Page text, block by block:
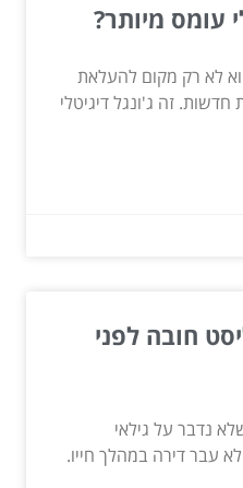
מיותר?
לא רק מקום להעלאת
זה ג'ונגל דיגיטלי
חובה לפני
נדבר על גילאי
עבר דירה במהלך חייו.